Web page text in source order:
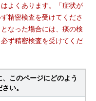
よくあります。「症状が
精密検査を受けてくださ
なった場合には、痰の検
ず精密検査を受けてくだ
このページにどのよう
い。